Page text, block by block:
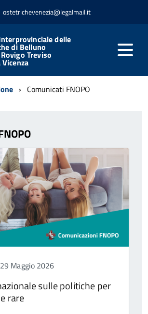
ostetrichevenezia@legalmail.it
delle
di Belluno
Treviso
Comunicati FNOPO
Maggio 2026
sulle politiche per
rare